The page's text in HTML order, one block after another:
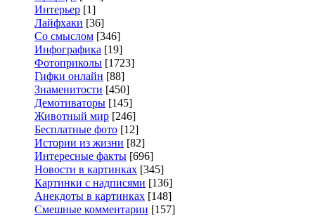
Интерьер [1]
Лайфхаки [36]
Со смыслом [346]
Инфографика [19]
Фотоприколы [1723]
Гифки онлайн [88]
Знаменитости [450]
Демотиваторы [145]
Животный мир [246]
Бесплатные фото [12]
Истории из жизни [82]
Интересные факты [696]
Новости в картинках [345]
Картинки с надписями [136]
Анекдоты в картинках [148]
Смешные комментарии [157]